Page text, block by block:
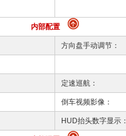
内部配置
方向盘手动调节：
定速巡航：
倒车视频影像：
HUD抬头数字显示：